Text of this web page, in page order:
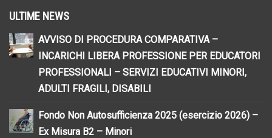
ULTIME NEWS
AVVISO DI PROCEDURA COMPARATIVA –
INCARICHI LIBERA PROFESSIONE PER EDUCATORI
PROFESSIONALI – SERVIZI EDUCATIVI MINORI,
ADULTI FRAGILI, DISABILI
Fondo Non Autosufficienza 2025 (esercizio 2026) –
Ex Misura B2 – Minori